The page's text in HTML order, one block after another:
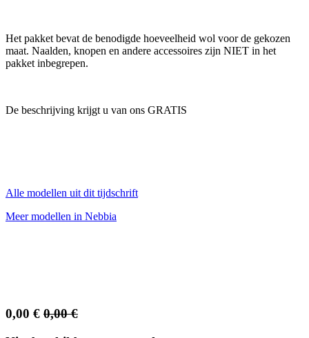
Het pakket bevat de benodigde hoeveelheid wol voor de gekozen
maat. Naalden, knopen en andere accessoires zijn NIET in het
pakket inbegrepen.
De beschrijving krijgt u van ons GRATIS
Alle modellen uit dit tijdschrift
Meer modellen in Nebbia
0,00 € 0,00€